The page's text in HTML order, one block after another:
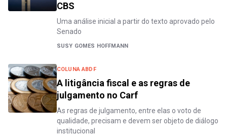
CBS
Uma análise inicial a partir do texto aprovado pelo
Senado
SUSY GOMES HOFFMANN
COLUNA ABDF
A litigância fiscal e as regras de
julgamento no Carf
As regras de julgamento, entre elas o voto de
qualidade, precisam e devem ser objeto de diálogo
institucional